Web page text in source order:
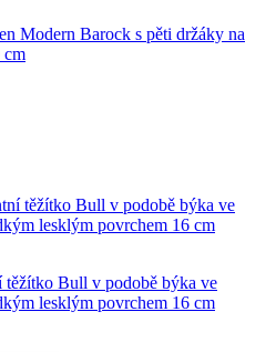
Modern Barock s pěti držáky na
cm
těžítko Bull v podobě býka ve
lesklým povrchem 16 cm